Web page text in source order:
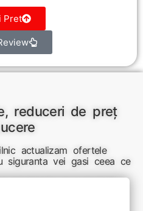
Pret
reduceri de preț
actualizam ofertele
siguranta vei gasi ceea ce
inteligente si cumpărături